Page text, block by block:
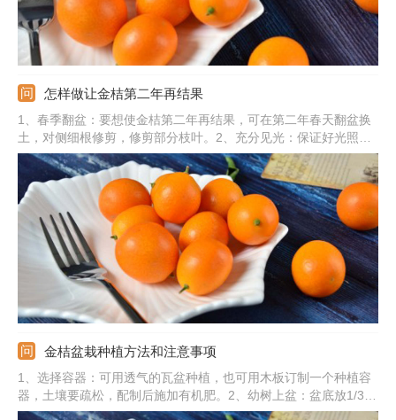
怎样做让金桔第二年再结果
1、春季翻盆：要想使金桔第二年再结果，可在第二年春天翻盆换
土，对侧细根修剪，修剪部分枝叶。2、充分见光：保证好光照，
养在光线明亮阳光充足的位置。3、及时修剪：盛果期结束后修剪
掉果实，还需清除掉枯枝烂叶。4、合理施肥：及时施加氮磷钾复
合肥，补充营养。5、适当浇水：根据金桔的生长需求，可以适当
浇水。
金桔盆栽种植方法和注意事项
1、选择容器：可用透气的瓦盆种植，也可用木板订制一个种植容
器，土壤要疏松，配制后施加有机肥。2、幼树上盆：盆底放1/3土
壤，把幼树栽种好，覆土后轻提植株，按实土浇透水。3、适当见